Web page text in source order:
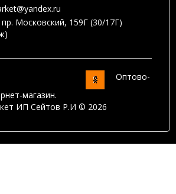
Московский, 159Г (30/17Г)
Оптово-
магазин.
ИП Сейтов Р.И © 2026